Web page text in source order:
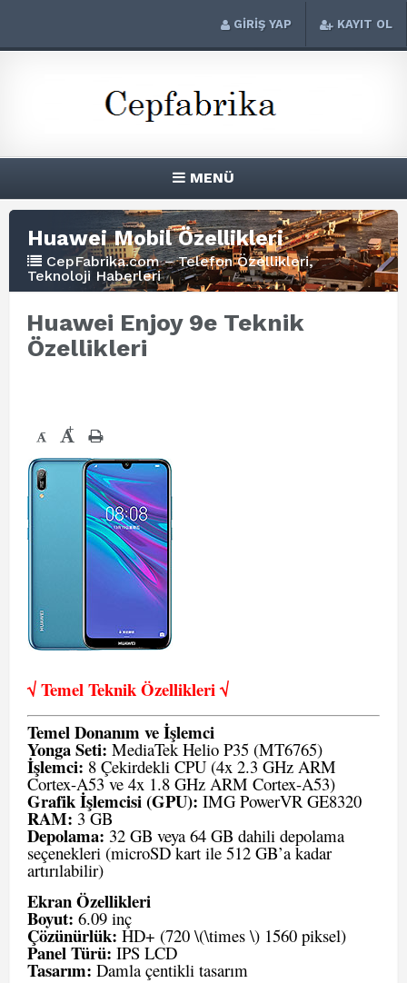
GİRİŞ YAP KAYIT OL
MENÜ
Huawei Mobil Özellikleri
CepFabrika.com – Telefon Özellikleri,
Teknoloji Haberleri
Huawei Enjoy 9e Teknik
Özellikleri
- +
√ Temel Teknik Özellikleri √
Temel Donanım ve İşlemci
Yonga Seti: MediaTek Helio P35 (MT6765)
İşlemci: 8 Çekirdekli CPU (4x 2.3 GHz ARM
Cortex-A53 ve 4x 1.8 GHz ARM Cortex-A53)
Grafik İşlemcisi (GPU): IMG PowerVR GE8320
RAM: 3 GB
Depolama: 32 GB veya 64 GB dahili depolama
seçenekleri (microSD kart ile 512 GB’a kadar
artırılabilir)
Ekran Özellikleri
Boyut: 6.09 inç
Çözünürlük: HD+ (720 \(\times \) 1560 piksel)
Panel Türü: IPS LCD
Tasarım: Damla çentikli tasarım